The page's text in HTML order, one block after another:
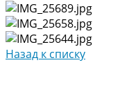
Назад к списку